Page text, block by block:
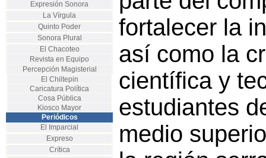
Expresión Sonora
La Vírgula
Quinto Poder
Sonora Plural
El Chacoteo
Revista en Equipo
Percepción Magisterial
El Chiltepin
Caricatura Política
Cosa Pública
Kiosco Mayor
Periódicos
El Imparcial
Expreso
Crítica
fortalecer la
así como la
científica y
estudiantes
medio